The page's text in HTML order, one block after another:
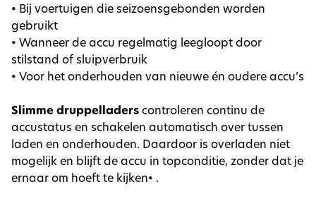
• Bij voertuigen die seizoensgebonden worden
gebruikt
• Wanneer de accu regelmatig leegloopt door
stilstand of sluipverbruik
• Voor het onderhouden van nieuwe én oudere accu’s
Slimme druppelladerscontroleren continu de
accustatus en schakelen automatisch over tussen
laden en onderhouden. Daardoor is overladen niet
mogelijk en blijft de accu in topconditie, zonder dat je
ernaar om hoeft te kijken• .